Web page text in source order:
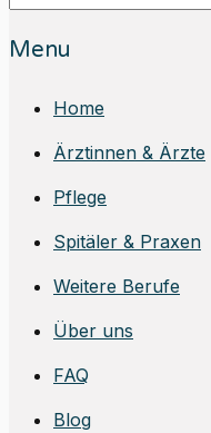
Menu
Home
Ärztinnen & Ärzte
Pflege
Spitäler & Praxen
Weitere Berufe
Über uns
FAQ
Blog